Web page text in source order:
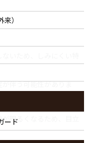
いため、しみにくい特
伴う可能性がありま
ットが一時的に目立つ
ットはホワイトニング
明るくなるため、目立
）
ード